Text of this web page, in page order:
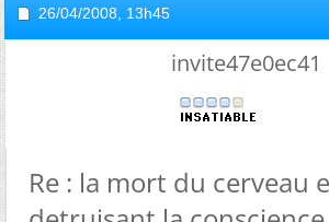
26/04/2008, 13h45
invite47e0ec41
Re : la mort du cerveau